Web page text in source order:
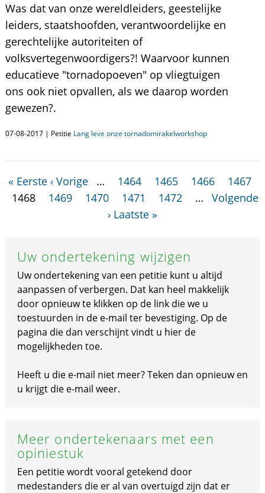
Was dat van onze wereldleiders, geestelijke
leiders, staatshoofden, verantwoordelijke en
gerechtelijke autoriteiten of
volksvertegenwoordigers?! Waarvoor kunnen
educatieve "tornadopoeven" op vliegtuigen
ons ook niet opvallen, als we daarop worden
gewezen?.
07-08-2017 | Petitie Lang leve onze tornadomirakelworkshop
« Eerste ‹ Vorige … 1464 1465 1466
1467
1468
1469 1470 1471 1472 …
Volgende
› Laatste »
Uw ondertekening wijzigen
Uw ondertekening van een petitie kunt u altijd
aanpassen of verbergen. Dat kan heel makkelijk
door opnieuw te klikken op de link die we u
toestuurden in de e-mail ter bevestiging. Op de
pagina die dan verschijnt vindt u hier de
mogelijkheden toe.
Heeft u die e-mail niet meer? Teken dan opnieuw en
u krijgt die e-mail weer.
Meer ondertekenaars met een
opiniestuk
Een petitie wordt vooral getekend door
medestanders die er al van overtuigd zijn dat er